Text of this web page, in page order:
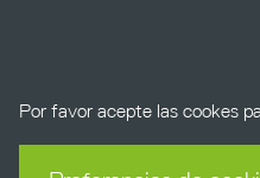
Por favor acepte las cookes